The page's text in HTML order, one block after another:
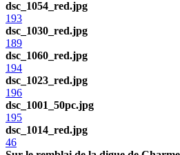
dsc_1054_red.jpg
193
dsc_1030_red.jpg
189
dsc_1060_red.jpg
194
dsc_1023_red.jpg
196
dsc_1001_50pc.jpg
195
dsc_1014_red.jpg
46